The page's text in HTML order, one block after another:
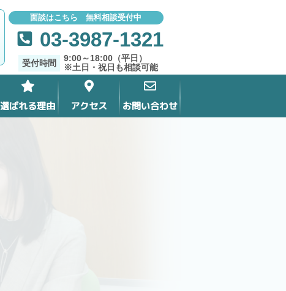
面談はこちら 無料相談受付中
03-3987-1321
受付時間
9:00～18:00（平日）
※土日・祝日も相談可能
選ばれる理由 アクセス お問い合わせ